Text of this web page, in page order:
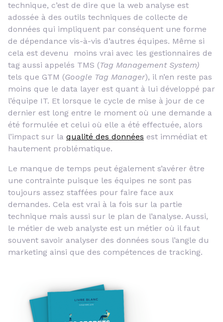
technique, c’est de dire que la web analyse est
adossée à des outils techniques de collecte de
données qui impliquent par conséquent une forme
de dépendance vis-à-vis d’autres équipes. Même si
cela est devenu moins vrai avec les gestionnaires de
tag aussi appelés TMS (Tag Management System)
tels que GTM (Google Tag Manager), il n’en reste pas
moins que le data layer est quant à lui développé par
l’équipe IT. Et lorsque le cycle de mise à jour de ce
dernier est long entre le moment où une demande a
été formulée et celui où elle a été effectuée, alors
l’impact sur la qualité des données est immédiat et
hautement problématique.
Le manque de temps peut également s’avérer être
une contrainte puisque les équipes ne sont pas
toujours assez staffées pour faire face aux
demandes. Cela est vrai à la fois sur la partie
technique mais aussi sur le plan de l’analyse. Aussi,
le métier de web analyste est un métier où il faut
souvent savoir analyser des données sous l’angle du
marketing ainsi que des compétences de tracking.